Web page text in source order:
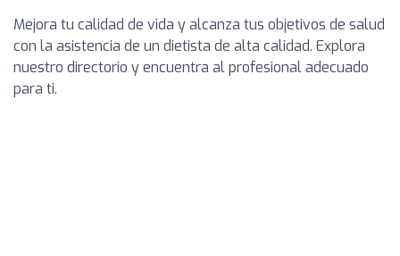
Mejora tu calidad de vida y alcanza tus objetivos de salud
con la asistencia de un dietista de alta calidad. Explora
nuestro directorio y encuentra al profesional adecuado
para ti.